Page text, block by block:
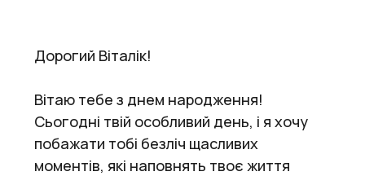
Дорогий Віталік!
Вітаю тебе з днем народження!
Сьогодні твій особливий день, і я хочу
побажати тобі безліч щасливих
моментів, які наповнять твоє життя